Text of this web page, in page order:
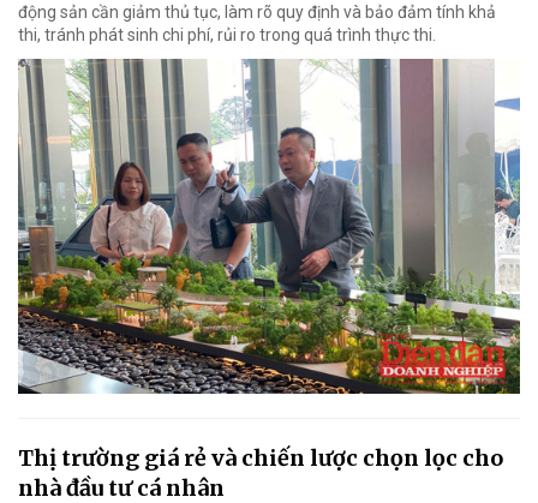
động sản cần giảm thủ tục, làm rõ quy định và bảo đảm tính khả
thi, tránh phát sinh chi phí, rủi ro trong quá trình thực thi.
Thị trường giá rẻ và chiến lược chọn lọc cho
nhà đầu tư cá nhân